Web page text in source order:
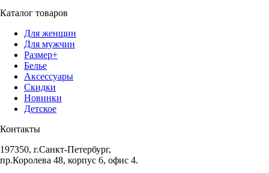
Каталог товаров
Для женщин
Для мужчин
Размер+
Белье
Аксессуары
Скидки
Новинки
Детское
Контакты
197350, г.Санкт-Петербург,
пр.Королева 48, корпус 6, офис 4.